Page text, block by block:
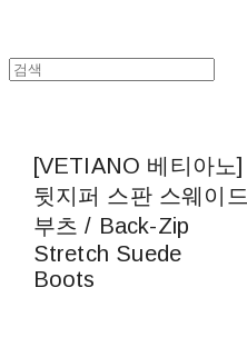
[VETIANO 베티아노]
뒷지퍼 스판 스웨이드
부츠 / Back-Zip
Stretch Suede
Boots